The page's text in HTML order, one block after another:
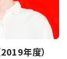
年度）